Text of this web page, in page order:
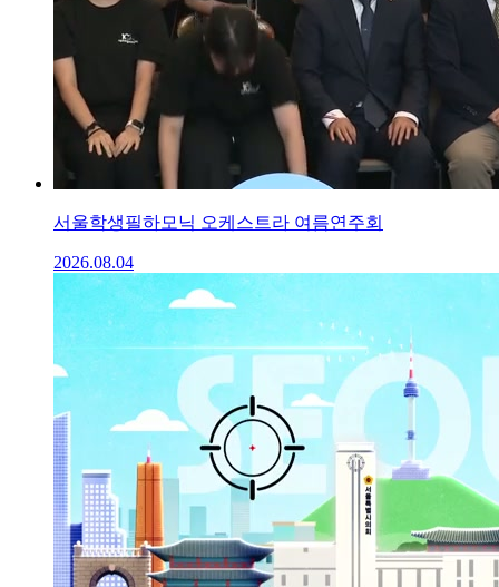
서울학생필하모닉 오케스트라 여름연주회
2026.08.04